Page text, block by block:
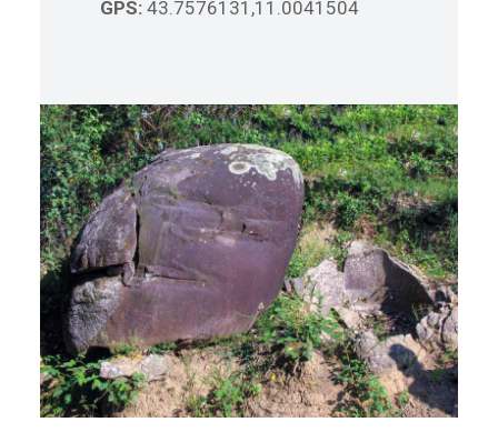
GPS: 43.7576131,11.0041504